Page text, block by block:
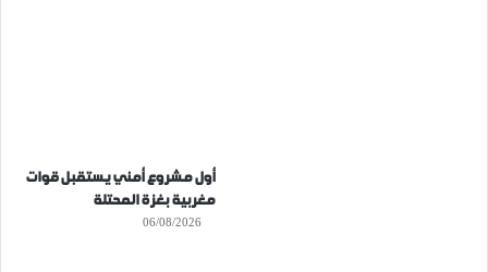
أول مشروع أمني يستقبل قوات
مغربية بغزة المحتلة
06/08/2026